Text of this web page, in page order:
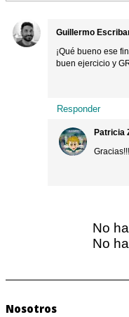
Guillermo
¡Qué bueno ese
buen ejercicio y
Responder
Patricia
No
No
Nosotros